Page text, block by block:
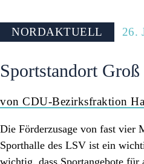
NORDAKTUELL 26.
Sportstandort
von CDU-Bezirksfraktion
Die Förderzusage von fast vier
Sporthalle des LSV ist ein